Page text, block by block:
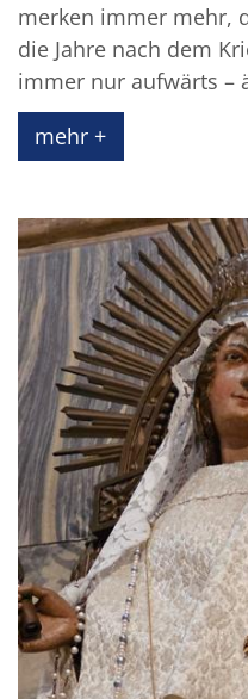
merken immer mehr,
die Jahre nach dem
immer nur aufwärts –
mehr +